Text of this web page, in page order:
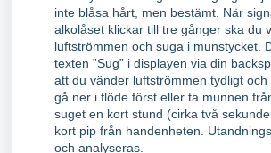
inte blåsa hårt, men bestämt. När
alkolåset klickar till tre gånger ska du
luftströmmen och suga i munstycket.
texten ”Sug” i displayen via din
att du vänder luftströmmen tydligt
gå ner i flöde först eller ta munnen
suget en kort stund (cirka två
kort pip från handenheten.
och analyseras.